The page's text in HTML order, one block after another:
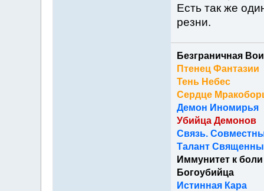
Есть так же
резни.
Безграничная
Птенец Фантазии
Тень Небес
Сердце
Демон Иномирья
Убийца Демонов
Связь.
Талант
Иммунитет к боли
Богоубийца
Истинная Кара